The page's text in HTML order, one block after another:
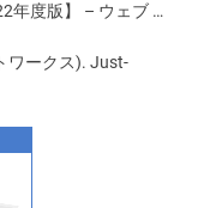
年度版】 – ウェブ …
ワークス). Just-